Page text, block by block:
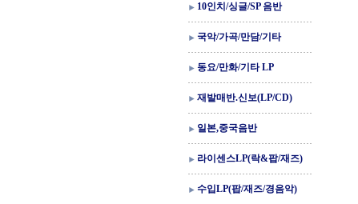
10인치/싱글/SP 음반
국악/가곡/만담/기타
동요/만화/기타 LP
재발매반.신보(LP/CD)
일본,중국음반
라이센스LP(락&팝/재즈)
수입LP(팝/재즈/경음악)